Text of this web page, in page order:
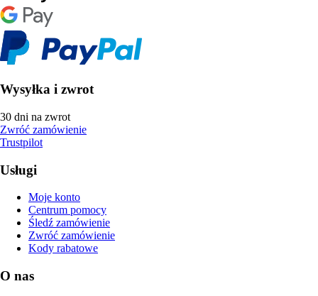
Wysyłka i zwrot
30 dni na zwrot
Zwróć zamówienie
Trustpilot
Usługi
Moje konto
Centrum pomocy
Śledź zamówienie
Zwróć zamówienie
Kody rabatowe
O nas